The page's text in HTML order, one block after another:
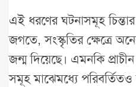
এই ধরণের ঘটনাসমূহ
জগতে, সংস্কৃতির ক্ষেত্রে
জন্ম দিয়েছে। এমনকি
সমূহ মাঝেমধ্যে